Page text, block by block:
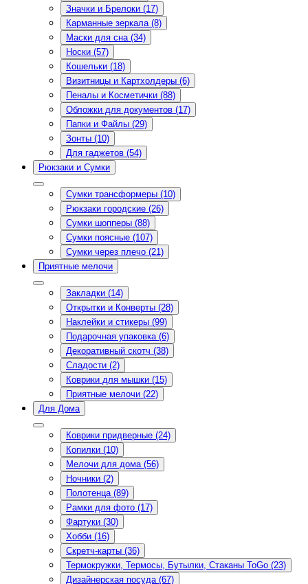
Значки и Брелоки (17)
Карманные зеркала (8)
Маски для сна (34)
Носки (57)
Кошельки (18)
Визитницы и Картхолдеры (6)
Пеналы и Косметички (88)
Обложки для документов (17)
Папки и Файлы (29)
Зонты (10)
Для гаджетов (54)
Рюкзаки и Сумки
Сумки трансформеры (10)
Рюкзаки городские (26)
Сумки шопперы (88)
Сумки поясные (107)
Сумки через плечо (21)
Приятные мелочи
Закладки (14)
Открытки и Конверты (28)
Наклейки и стикеры (99)
Подарочная упаковка (6)
Декоративный скотч (38)
Сладости (2)
Коврики для мышки (15)
Приятные мелочи (22)
Для Дома
Коврики придверные (24)
Копилки (10)
Мелочи для дома (56)
Ночники (2)
Полотенца (89)
Рамки для фото (17)
Фартуки (30)
Хобби (16)
Скретч-карты (36)
Термокружки, Термосы, Бутылки, Стаканы ToGo (23)
Дизайнерская посуда (67)